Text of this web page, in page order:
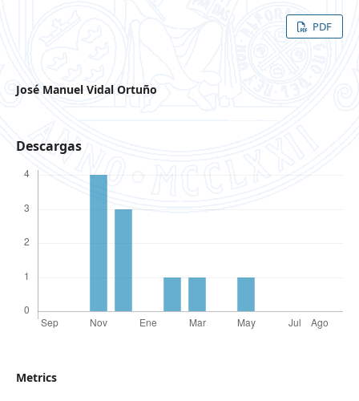
PDF
José Manuel Vidal Ortuño
Descargas
Metrics